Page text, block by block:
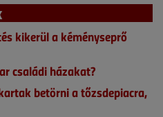
kikerül a kéményseprő
családi házakat?
betörni a tőzsdepiacra,